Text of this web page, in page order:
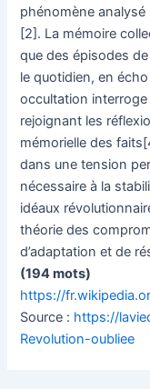
phénomène analysé
[2]. La mémoire
que des épisodes
le quotidien, en
occultation
rejoignant les
mémorielle des
dans une tension
nécessaire à la
idéaux
théorie des
d’adaptation et de
(194 mots)
https://
Source : https://
Revolution-oubliee